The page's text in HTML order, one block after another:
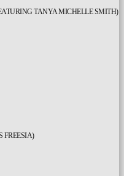
TANYA MICHELLE SMITH)
FREESIA)